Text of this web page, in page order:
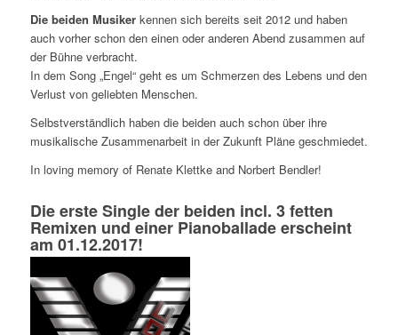
Die beiden Musikerkennen sich bereits seit 2012 und haben
auch vorher schon den einen oder anderen Abend zusammen auf
der Bühne verbracht.
In dem Song „Engel“ geht es um Schmerzen des Lebens und den
Verlust von geliebten Menschen.
Selbstverständlich haben die beiden auch schon über ihre
musikalische Zusammenarbeit in der Zukunft Pläne geschmiedet.
In loving memory of Renate Klettke and Norbert Bendler!
Die erste Single der beiden incl. 3 fetten
Remixen und einer Pianoballade erscheint
am 01.12.2017!